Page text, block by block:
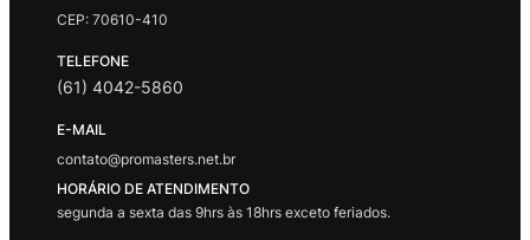
CEP: 70610-410
TELEFONE
(61) 4042-5860
E-MAIL
contato@promasters.net.br
HORÁRIO DE ATENDIMENTO
segunda a sexta das 9hrs às 18hrs exceto feriados.